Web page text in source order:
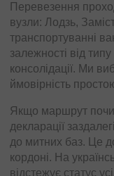
Перевезення
вузли: Лодзь,
транспортуванні
залежності від
консолідації. Ми
ймовірність
Якщо маршрут
декларації
до митних баз. Це
кордоні. На
відстежує статус